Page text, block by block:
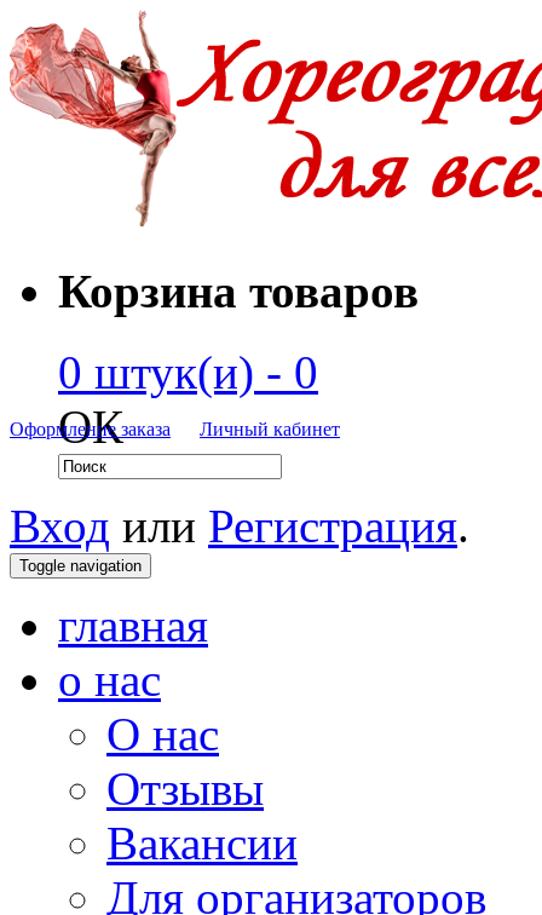
Корзина товаров
0 штук(и) - 0
ОК
Вход или Регистрация.
Оформление заказа Личный кабинет
Toggle navigation
главная
о нас
О нас
Отзывы
Вакансии
Для организаторов